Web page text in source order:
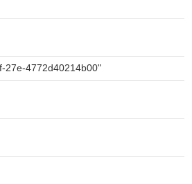
27e-4772d40214b00"